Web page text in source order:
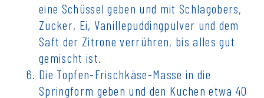
eine Schüssel geben und mit Schlagobers,
Zucker, Ei, Vanillepuddingpulver und dem
Saft der Zitrone verrühren, bis alles gut
gemischt ist.
Die Topfen-Frischkäse-Masse in die
Springform geben und den Kuchen etwa 40